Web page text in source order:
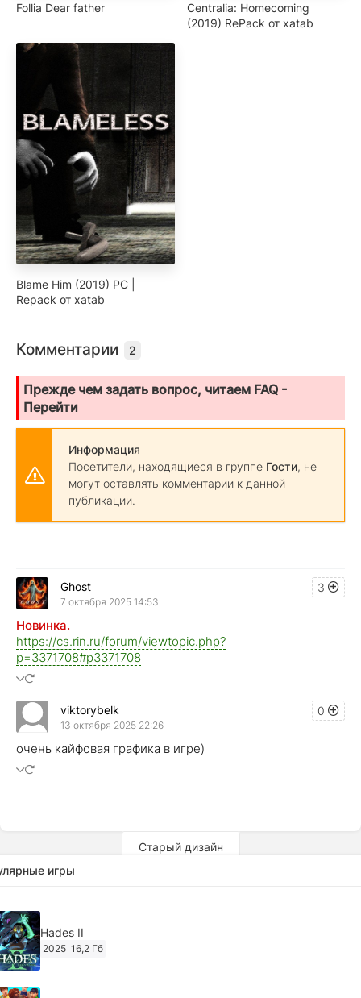
Follia Dear father
Centralia: Homecoming
(2019) RePack от xatab
Blame Him (2019) PC |
Repack от xatab
Комментарии 2
Прежде чем задать вопрос, читаем FAQ -
Перейти
Информация
Посетители, находящиеся в группе Гости, не
могут оставлять комментарии к данной
публикации.
3
Ghost
7 октября 2025 14:53
Новинка.
https://cs.rin.ru/forum/viewtopic.php?
p=3371708#p3371708
0
viktorybelk
13 октября 2025 22:26
очень кайфовая графика в игре)
Старый дизайн
игры
Hades II
2025 16,2 Гб